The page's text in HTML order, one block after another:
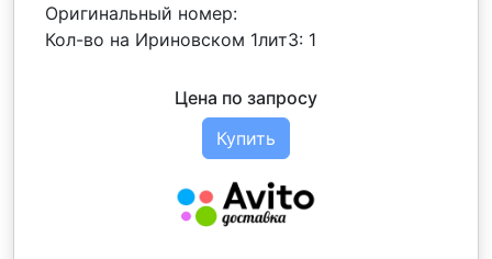
Оригинальный номер:
Кол-во на Ириновском 1лит3: 1
Цена по запросу
Купить